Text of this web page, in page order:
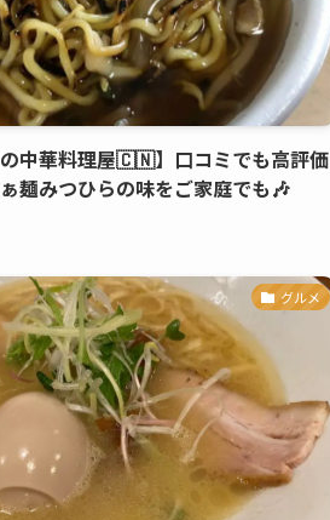
の中華料理屋🇨🇳】口コミでも高評価
麺みつひらの味をご家庭でも🎶
グルメ